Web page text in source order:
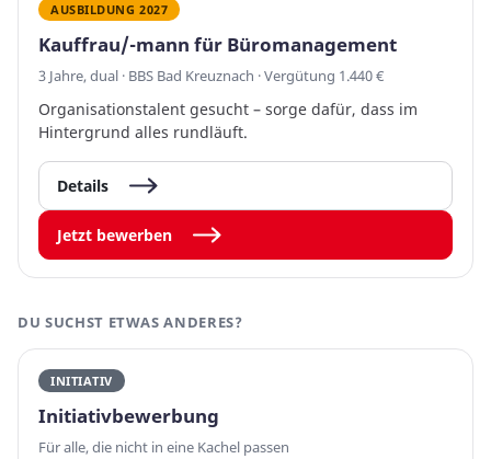
AUSBILDUNG 2027
Kauffrau/-mann für Büromanagement
3 Jahre, dual · BBS Bad Kreuznach · Vergütung 1.440 €
Organisationstalent gesucht – sorge dafür, dass im
Hintergrund alles rundläuft.
Details
Jetzt bewerben
DU SUCHST ETWAS ANDERES?
INITIATIV
Initiativbewerbung
Für alle, die nicht in eine Kachel passen